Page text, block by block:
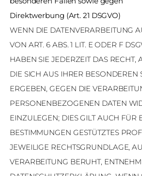
Direktwerbung (Art. 21 DSGVO)
WENN DIE DATENVERARBEITUNG
VON ART. 6 ABS. 1 LIT. E ODER F
HABEN SIE JEDERZEIT DAS RECHT,
DIE SICH AUS IHRER BESONDEREN
ERGEBEN, GEGEN DIE
PERSONENBEZOGENEN DATEN
EINZULEGEN; DIES GILT AUCH FÜR
BESTIMMUNGEN GESTÜTZTES
JEWEILIGE RECHTSGRUNDLAGE,
VERARBEITUNG BERUHT,